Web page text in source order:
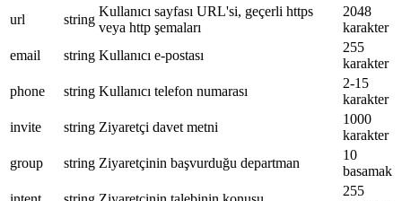
url
string
Kullanıcı sayfası URL'si, geçerli https
veya http şemaları
2048
karakter
email
string Kullanıcı e-postası
255
karakter
phone
string Kullanıcı telefon numarası
2-15
karakter
invite
string Ziyaretçi davet metni
1000
karakter
group
string Ziyaretçinin başvurduğu departman
10
basamak
255